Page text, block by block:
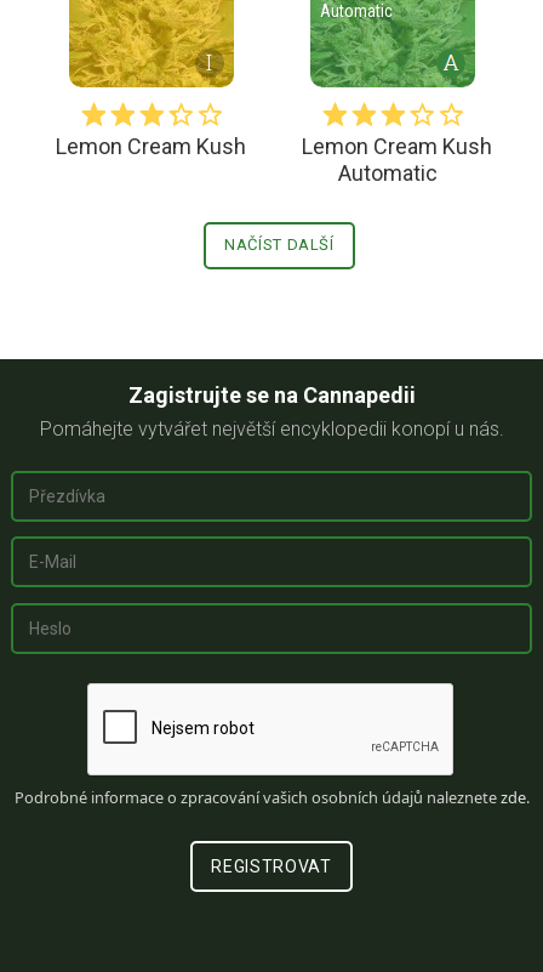
I
Lemon Cream Kush
Automatic
Lemon Cream Kush
Automatic
NAČÍST DALŠÍ
Zagistrujte se na Cannapedii
Pomáhejte vytvářet největší encyklopedii konopí u nás.
Podrobné informace o zpracování vašich osobních údajů naleznetezde.